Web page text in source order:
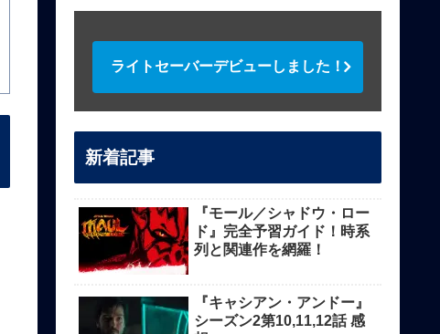
ライトセーバーデビューしました！
新着記事
『モール／シャドウ・ロー
ド』完全予習ガイド！時系
列と関連作を網羅！
『キャシアン・アンドー』
シーズン2第10,11,12話 感